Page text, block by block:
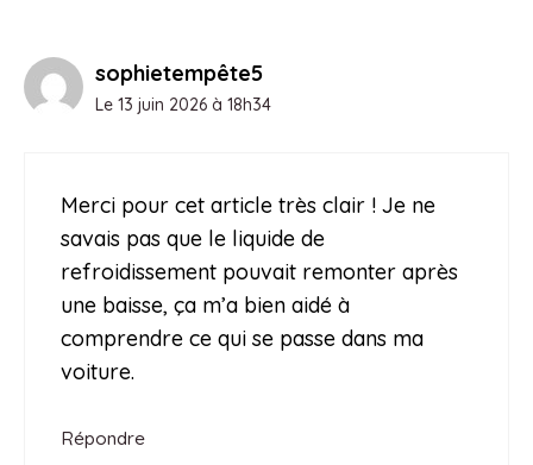
sophietempête5
Le 13 juin 2026 à 18h34
Merci pour cet article très clair ! Je ne
savais pas que le liquide de
refroidissement pouvait remonter après
une baisse, ça m’a bien aidé à
comprendre ce qui se passe dans ma
voiture.
Répondre